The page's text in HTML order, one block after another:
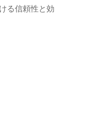
る信頼性と効